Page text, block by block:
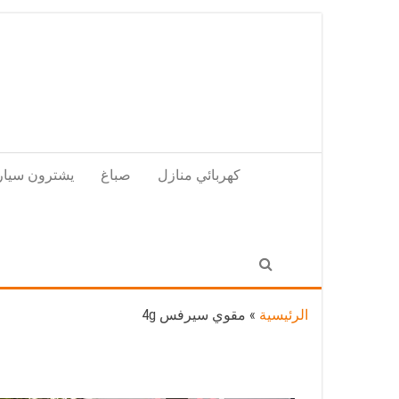
يشترون صباغ كهربائي منازل
الرئيسية » مقوي سيرفس 4g